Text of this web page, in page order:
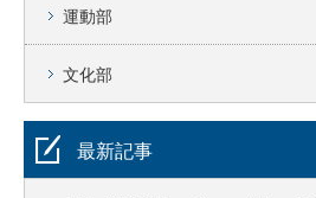
運動部
文化部
最新記事